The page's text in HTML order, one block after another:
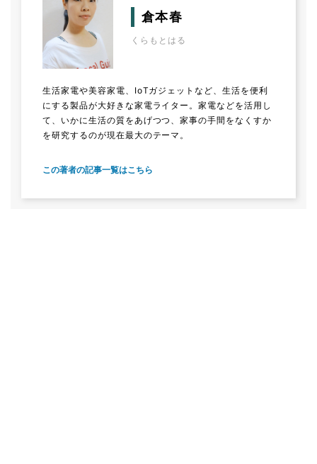
倉本春
くらもとはる
生活家電や美容家電、IoTガジェットなど、生活を便利
にする製品が大好きな家電ライター。家電などを活用し
て、いかに生活の質をあげつつ、家事の手間をなくすか
を研究するのが現在最大のテーマ。
この著者の記事一覧はこちら